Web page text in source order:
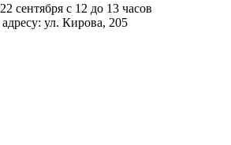
сентября с 12 до 13 часов
ул. Кирова, 205